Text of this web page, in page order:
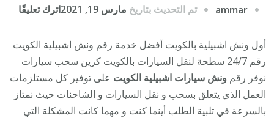
ammar تم التحديث بتاريخ مارس 19, 2021 اترك تعليقًا
/
أول ونش اشبيلية بالكويت أفضل خدمة رقم ونش اشبيلية الكويت
رقم 24/7 سطحة لنقل السيارات بالكويت كرين سحب سيارات
نوفر رقم ونش سيارات اشبيلية الكويت على توفير كل مستلزمات
العمل الذي يتعلق بسحب و نقل السيارات و الشاحنات حيث نمتاز
بالسرعة في تلبية الطلب أينما كنت و مهما كانت المشكلة التي